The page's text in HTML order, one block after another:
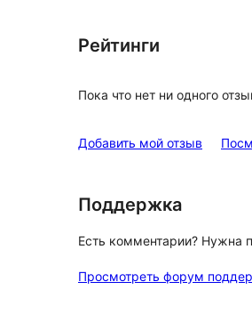
Рейтинги
Пока что нет ни одного
Добавить мой отзыв
Поддержка
Есть комментарии? Нужна
Просмотреть форум